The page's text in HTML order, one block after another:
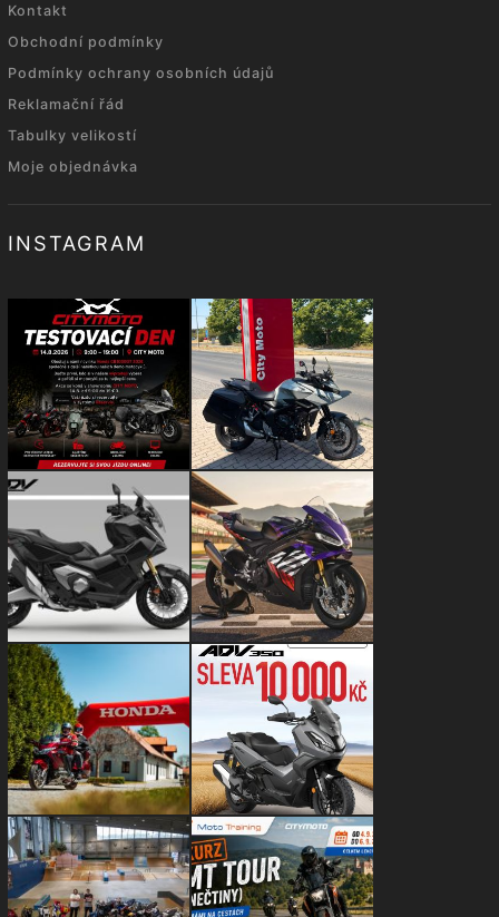
Kontakt
Obchodní podmínky
Podmínky ochrany osobních údajů
Reklamační řád
Tabulky velikostí
Moje objednávka
INSTAGRAM